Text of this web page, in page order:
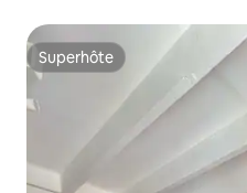
Superhôte
Superhôte